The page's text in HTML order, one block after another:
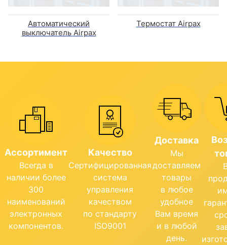
Автоматический
выключатель Airpax
Термостат Airpax
Ассортимент
Всегда в
наличии более
300
наименований
электронных
компонентов.
Качество
Сертифицированная
система
управления
качеством
по стандарту
ISO9001
Доставка
Мы
доставляем
товары
в любое
удобное
Вам время
и в любой
день.